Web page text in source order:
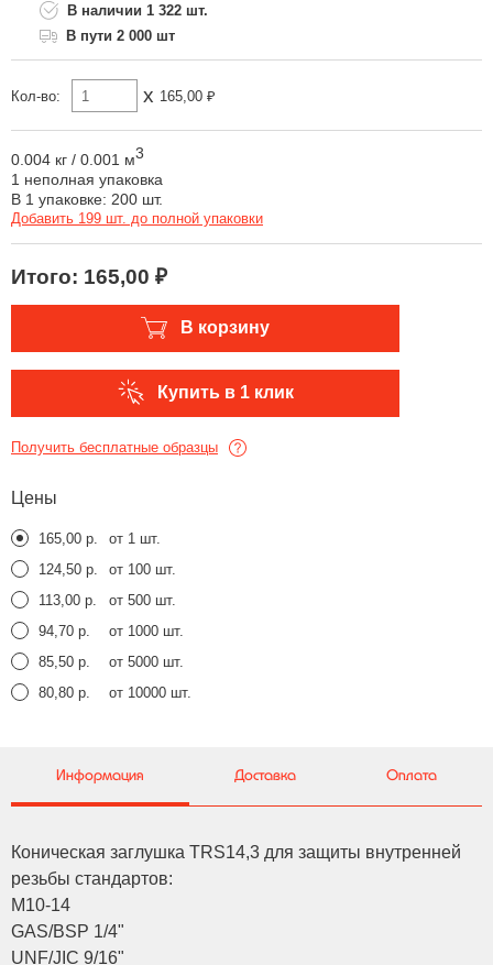
1 322 шт.
2 000 шт
Кол-во: x 165,00 ₽
0.004 кг / 0.001 м3
1 неполная упаковка
В 1 упаковке: 200 шт.
Добавить 199 шт. до полной упаковки
Итого: 165,00 ₽
В корзину
Купить в 1 клик
Получить бесплатные образцы
Цены
165,00 р.
от 1 шт.
124,50 р.
от 100 шт.
113,00 р.
от 500 шт.
94,70 р.
от 1000 шт.
85,50 р.
от 5000 шт.
80,80 р.
от 10000 шт.
Информация Доставка Оплата
Коническая заглушка TRS14,3 для защиты внутренней
резьбы стандартов:
M10-14
GAS/BSP 1/4"
UNF/JIC 9/16"